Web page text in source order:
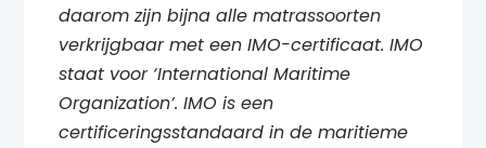
daarom zijn bijna alle matrassoorten
verkrijgbaar met een IMO-certificaat. IMO
staat voor ‘International Maritime
Organization’. IMO is een
certificeringsstandaard in de maritieme